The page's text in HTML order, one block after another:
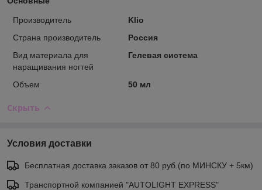
Производитель
Klio
Страна производитель
Россия
Вид материала для
наращивания ногтей
Гелевая система
Объем 50 мл
Скрыть
Условия доставки
Бесплатная доставка заказов от 80 руб.(по МИНСКУ + 5км)
Транспортной компанией "AUTOLIGHT EXPRESS"